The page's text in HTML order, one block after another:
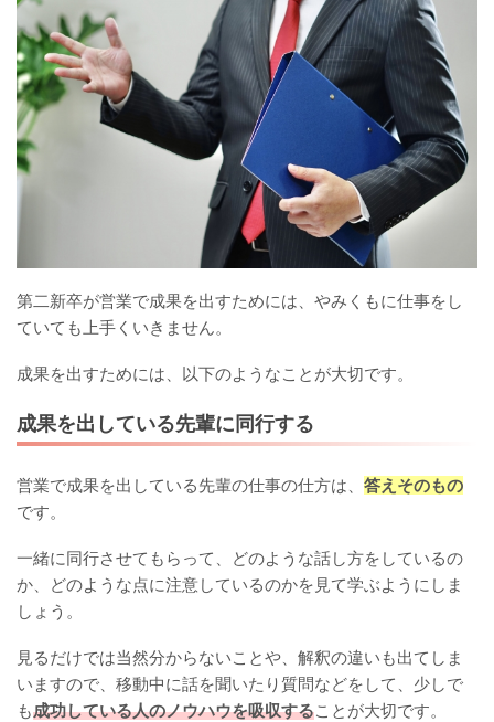
第二新卒が営業で成果を出すためには、やみくもに仕事をし
ていても上手くいきません。
成果を出すためには、以下のようなことが大切です。
成果を出している先輩に同行する
営業で成果を出している先輩の仕事の仕方は、 答えそのもの
です。
一緒に同行させてもらって、どのような話し方をしているの
か、どのような点に注意しているのかを見て学ぶようにしま
しょう。
見るだけでは当然分からないことや、解釈の違いも出てしま
いますので、移動中に話を聞いたり質問などをして、少しで
も成功している人のノウハウを吸収することが大切です。